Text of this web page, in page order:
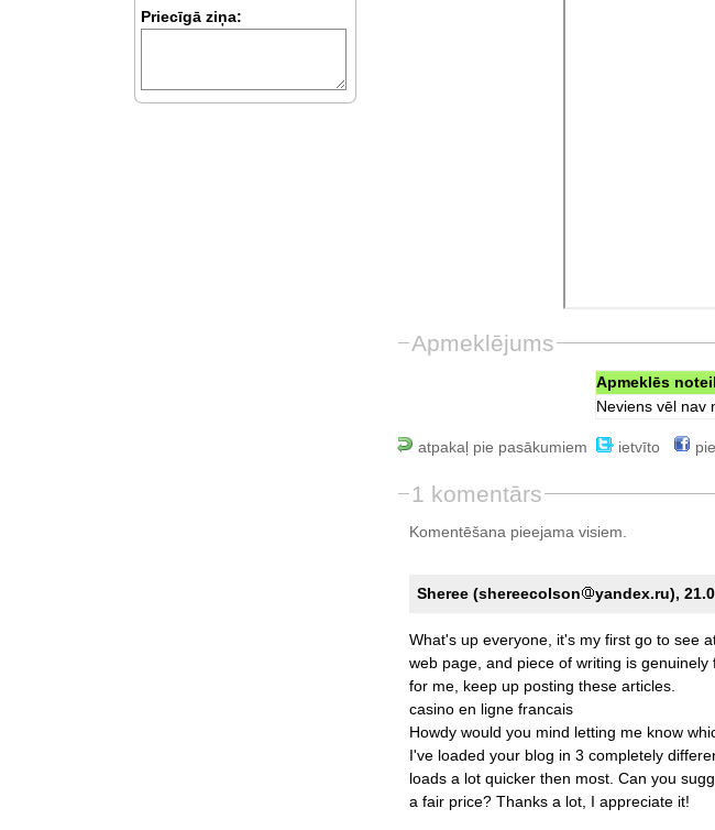
Apmeklējums
Apmeklēs
Neviens vēl nav
atpakaļ pie pasākumiem ietvīto
1 komentārs
Komentēšana pieejama visiem.
Sheree (shereecolson yandex.ru),
What's up everyone, it's my first go to see
web page, and piece of writing is genuinely
for me, keep up posting these articles.
casino en ligne francais
Howdy would you mind letting me know
I've loaded your blog in 3 completely
loads a lot quicker then most. Can you
a fair price? Thanks a lot, I appreciate it!
Priecīgā ziņa: